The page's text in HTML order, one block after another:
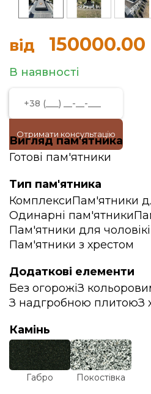
від 150000.00
В наявності
Отримати консультацію
Вигляд пам'ятника
Готові пам'ятники
Тип пам'ятника
КомплексиПам'ятники
Одинарні пам'ятники
Пам'ятники для
Пам'ятники з хрестом
Додаткові елементи
Без огорожіЗ
З надгробною плитоюЗ
Камінь
Габро Покостівка